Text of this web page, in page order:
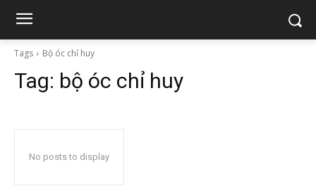
Tags Bộ óc chỉ huy
Tag: bộ óc chỉ huy
No posts to display